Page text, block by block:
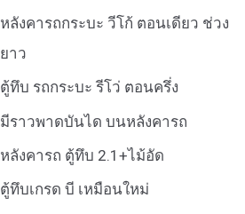
หลังคารถกระบะ วีโก้ ตอนเดียว ช่วง
ยาว
ตู้ทึบ รถกระบะ รีโว่ ตอนครึ่ง
มีราวพาดบันได บนหลังคารถ
หลังคารถ ตู้ทึบ 2.1+ไม้อัด
ตู้ทึบเกรด บี เหมือนใหม่